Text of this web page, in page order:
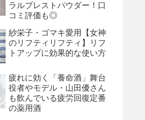
ラルプレストパウダー！口
コミ評価も◎
紗栄子・ゴマキ愛用【女神
のリフティリフティ】リフ
トアップに効果的な使い方
疲れに効く「養命酒」舞台
役者やモデル・山田優さん
も飲んでいる疲労回復定番
の薬用酒